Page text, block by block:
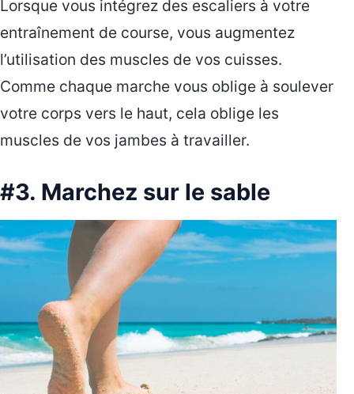
Lorsque vous intégrez des escaliers à votre
entraînement de course, vous augmentez
l’utilisation des muscles de vos cuisses.
Comme chaque marche vous oblige à soulever
votre corps vers le haut, cela oblige les
muscles de vos jambes à travailler.
#3. Marchez sur le sable